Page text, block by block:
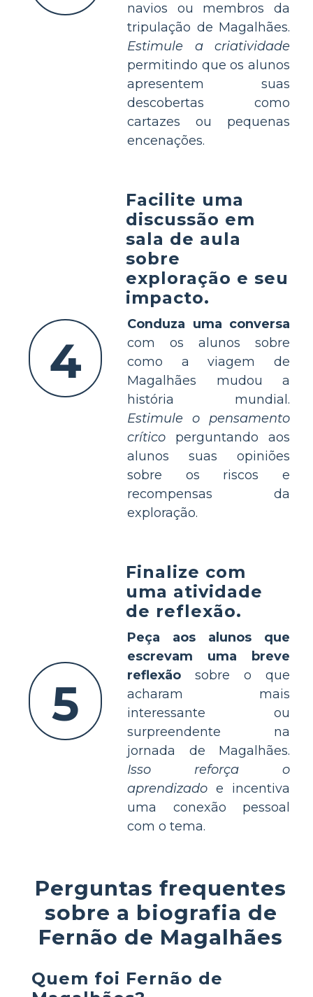
navios ou membros da
tripulação de Magalhães.
Estimule a criatividade
permitindo que os alunos
apresentem suas
descobertas como
cartazes ou pequenas
encenações.
4
Facilite uma
discussão em
sala de aula
sobre
exploração e seu
impacto.
Conduza uma conversa
com os alunos sobre
como a viagem de
Magalhães mudou a
história mundial.
Estimule o pensamento
crítico perguntando aos
alunos suas opiniões
sobre os riscos e
recompensas da
exploração.
5
Finalize com
uma atividade
de reflexão.
Peça aos alunos que
escrevam uma breve
reflexão sobre o que
acharam mais
interessante ou
surpreendente na
jornada de Magalhães.
Isso reforça o
aprendizado e incentiva
uma conexão pessoal
com o tema.
Perguntas frequentes
sobre a biografia de
Fernão de Magalhães
Quem foi Fernão de